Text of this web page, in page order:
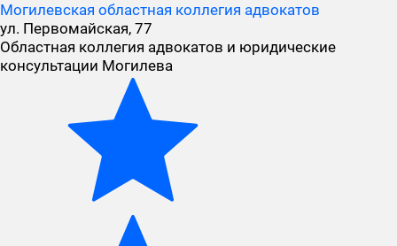
Могилевская областная коллегия адвокатов
ул. Первомайская, 77
Областная коллегия адвокатов и юридические
консультации Могилева